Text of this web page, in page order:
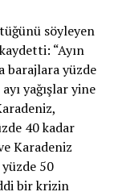
söyleyen
“Ayın
barajlara yüzde
yağışlar yine
40 kadar
Karadeniz
yüzde 50
bir krizin